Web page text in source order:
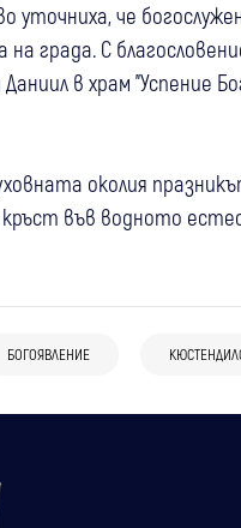
уточниха, че
града. С
в храм "Успение
околия
във водното
БОГОЯВЛЕНИЕ